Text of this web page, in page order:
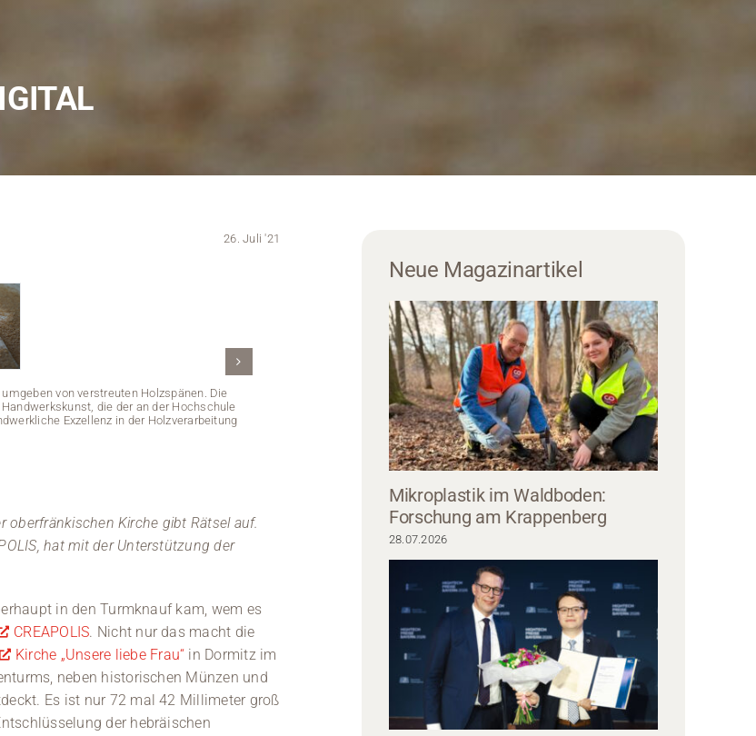
26. Juli '21
von verstreuten Holzspänen. Die
die der an der Hochschule
Exzellenz in der Holzverarbeitung
Ein 3D-Modell eines verzierten Kreuzes mit aufwendigen Gravuren und kyrillischem Text,
Hochschule Coburg. Das Kreuz weist oben eine Öse auf, was darauf hindeutet, dass es als
werden könnte. In der unteren linken Ecke befindet sich eine
oberfränkischen Kirche gibt Rätsel auf.
hat mit der Unterstützung der
in den Turmknauf kam, wem es
CREAPOLIS. Nicht nur das macht die
Kirche „Unsere liebe Frau“ in Dormitz im
neben historischen Münzen und
Es ist nur 72 mal 42 Millimeter groß
der hebräischen
Neue Magazinartikel
Mikroplastik im Waldboden:
Forschung am Krappenberg
28.07.2026